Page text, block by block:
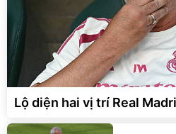
Lộ diện hai vị trí Real